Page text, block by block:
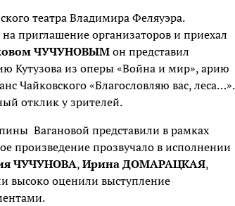
театра Владимира Феляуэра.
приглашение организаторов и приехал
ЧУЧУНОВЫМон представил
Кутузова из оперы «Война и мир», арию
Чайковского «Благословляю вас, леса…».
отклик у зрителей.
Вагановой представили в рамках
произведение прозвучало в исполнении
ЧУЧУНОВА,Ирина ДОМАРАЦКАЯ,
высоко оценили выступление